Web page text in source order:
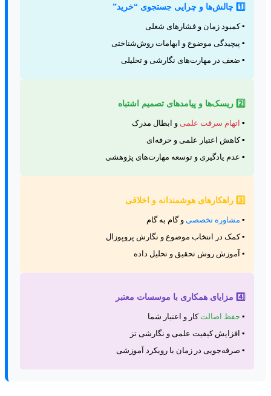
1️⃣ چالش‌ها و چرایی جستجوی “خرید”
▪️ کمبود زمان و فشارهای شغلی
▪️ پیچیدگی موضوع و ابهامات روش‌شناختی
▪️ ضعف در مهارت‌های نگارشی و تحلیلی
2️⃣ ریسک‌ها و پیامدهای تصمیم اشتباه
▪️ اتهام سرقت علمی و ابطال مدرک
▪️ کاهش اعتبار علمی و حرفه‌ای
▪️ عدم یادگیری و توسعه مهارت‌های پژوهشی
3️⃣ راهکارهای هوشمندانه و اخلاقی
▪️ مشاوره تخصصی و گام به گام
▪️ کمک در انتخاب موضوع و نگارش پروپوزال
▪️ آموزش روش تحقیق و تحلیل داده
4️⃣ مزایای همکاری با موسسات معتبر
▪️ حفظ اصالتکار و اعتبار شما
▪️ افزایش کیفیت علمی و نگارشی تز
▪️ صرفه‌جویی در زمان با رویکرد آموزشی